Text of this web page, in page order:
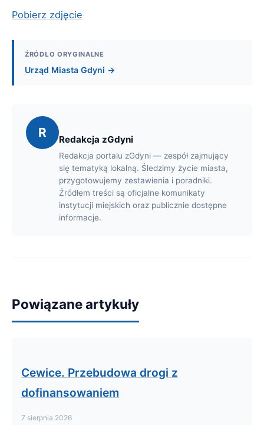
Pobierz zdjęcie
ŹRÓDŁO ORYGINALNE
Urząd Miasta Gdyni →
R Redakcja zGdyni
Redakcja portalu zGdyni — zespół zajmujący
się tematyką lokalną. Śledzimy życie miasta,
przygotowujemy zestawienia i poradniki.
Źródłem treści są oficjalne komunikaty
instytucji miejskich oraz publicznie dostępne
informacje.
Powiązane artykuły
Cewice. Przebudowa drogi z
dofinansowaniem
7 sierpnia 2026